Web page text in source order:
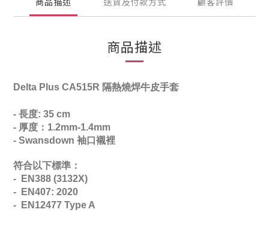
商品描述
Delta Plus CA515R 隔熱燒焊牛皮手套
- 長度: 35 cm
- 厚度：1.2mm-1.4mm
- Swansdown 袖口襯裡
符合以下標準：
-
EN388 (3132X)
-
EN407: 2020
- EN12477 Type A